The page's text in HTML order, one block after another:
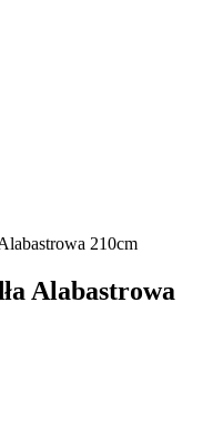
210cm
Alabastrowa